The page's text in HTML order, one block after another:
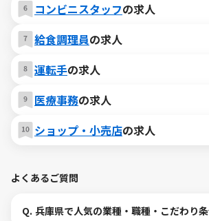
コンビニスタッフの求人
給食調理員の求人
運転手の求人
医療事務の求人
ショップ・小売店の求人
よくあるご質問
Q. 兵庫県で人気の業種・職種・こだわり